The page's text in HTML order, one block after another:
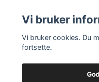
Vi bruker
Vi bruker cookies. Du
fortsette.